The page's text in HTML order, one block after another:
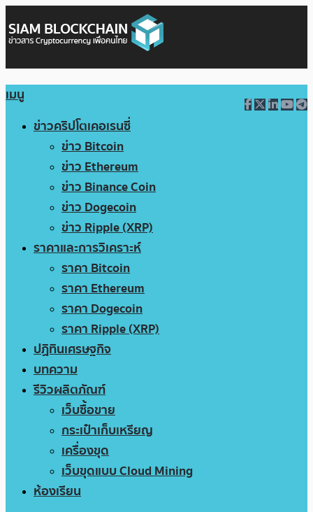
เมนู
ข่าวคริปโตเคอเรนซี่
ข่าว Bitcoin
ข่าว Ethereum
ข่าว Binance Coin
ข่าว Dogecoin
ข่าว Ripple (XRP)
ราคาและการวิเคราะห์
ราคา Bitcoin
ราคา Ethereum
ราคา Dogecoin
ราคา Ripple (XRP)
ปฏิทินเศรษฐกิจ
บทความ
รีวิวผลิตภัณฑ์
เว็บซื้อขาย
กระเป๋าเก็บเหรียญ
เครื่องขุด
เว็บขุดแบบ Cloud Mining
ห้องเรียน